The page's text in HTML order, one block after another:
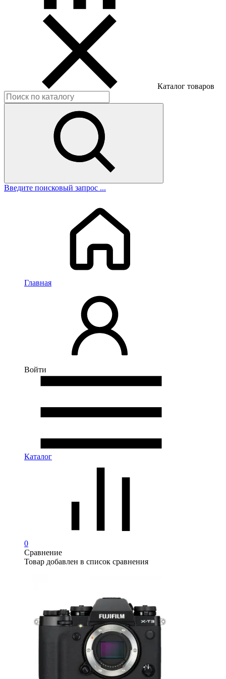
Каталог товаров
Введите поисковый запрос ...
Главная
Войти
Каталог
0
Сравнение
Товар добавлен в список сравнения